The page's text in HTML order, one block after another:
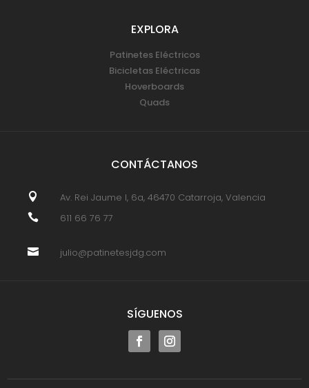
EXPLORA
Patinetes Eléctricos
Bicicletas Eléctricas
Hoverboards
Quads
CONTÁCTANOS
 Av. Rei Jaume I, 6a, 46470 Catarroja, Valencia
 611 66 76 77
 julio@patinetesjdg.com
SÍGUENOS